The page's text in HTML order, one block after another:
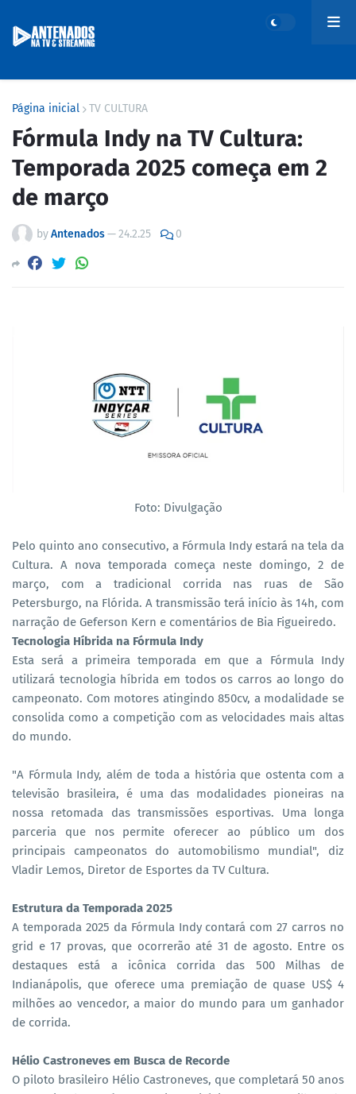
Página inicial TV CULTURA
Fórmula Indy na TV Cultura:
Temporada 2025 começa em 2
de março
byAntenados—24.2.25 0
Foto: Divulgação
Pelo quinto ano consecutivo, a Fórmula Indy estará na tela da
Cultura. A nova temporada começa neste domingo, 2 de
março, com a tradicional corrida nas ruas de São
Petersburgo, na Flórida. A transmissão terá início às 14h, com
narração de Geferson Kern e comentários de Bia Figueiredo.
Tecnologia Híbrida na Fórmula Indy
Esta será a primeira temporada em que a Fórmula Indy
utilizará tecnologia híbrida em todos os carros ao longo do
campeonato. Com motores atingindo 850cv, a modalidade se
consolida como a competição com as velocidades mais altas
do mundo.
"A Fórmula Indy, além de toda a história que ostenta com a
televisão brasileira, é uma das modalidades pioneiras na
nossa retomada das transmissões esportivas. Uma longa
parceria que nos permite oferecer ao público um dos
principais campeonatos do automobilismo mundial", diz
Vladir Lemos, Diretor de Esportes da TV Cultura.
Estrutura da Temporada 2025
A temporada 2025 da Fórmula Indy contará com 27 carros no
grid e 17 provas, que ocorrerão até 31 de agosto. Entre os
destaques está a icônica corrida das 500 Milhas de
Indianápolis, que oferece uma premiação de quase US$ 4
milhões ao vencedor, a maior do mundo para um ganhador
de corrida.
Hélio Castroneves em Busca de Recorde
O piloto brasileiro Hélio Castroneves, que completará 50 anos